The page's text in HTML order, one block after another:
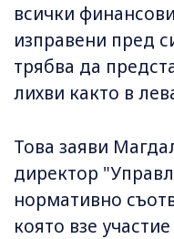
всички
изправени пред
трябва да
лихви както в
Това заяви
директор
нормативно
която взе